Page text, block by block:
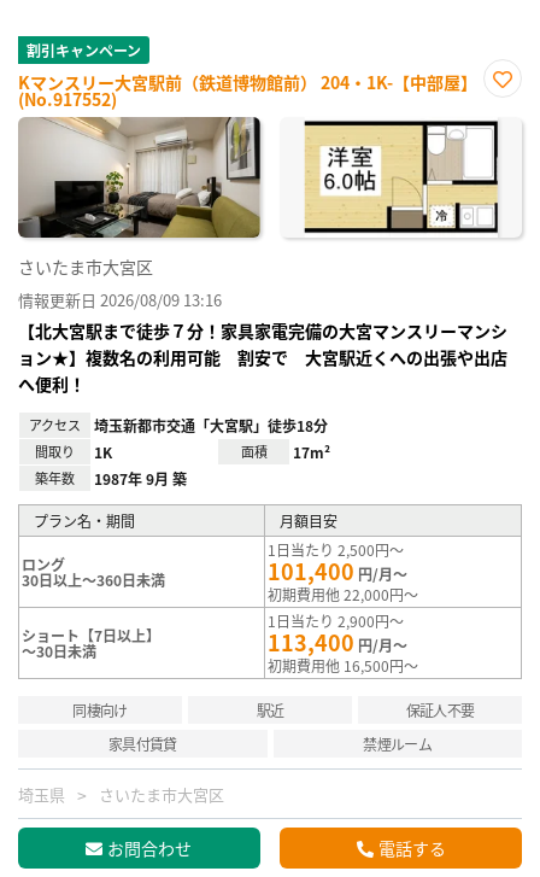
割引キャンペーン
Kマンスリー大宮駅前（鉄道博物館前） 204・1K-【中部屋】
(No.917552)
に入
録
さいたま市大宮区
情報更新日 2026/08/09 13:16
【北大宮駅まで徒歩７分！家具家電完備の大宮マンスリーマンシ
ョン★】複数名の利用可能 割安で 大宮駅近くへの出張や出店
へ便利！
アクセス 埼玉新都市交通「大宮駅」徒歩18分
間取り 1K 面積 17m²
築年数 1987年 9月 築
プラン名・期間 月額目安
ロング
30日以上～360日未満
1日当たり 2,500円～
101,400 円/月～
初期費用他 22,000円～
ショート【7日以上】
～30日未満
1日当たり 2,900円～
113,400 円/月～
初期費用他 16,500円～
同棲向け 駅近
保証人不要
家具付賃貸
禁煙ルーム
埼玉県 さいたま市大宮区
お問合わせ 電話する